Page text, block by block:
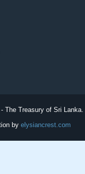
The Treasury of Sri
by elysiancrest.com